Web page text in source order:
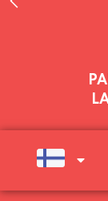
KLO